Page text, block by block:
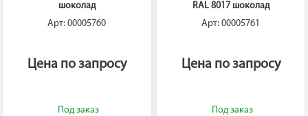
шоколад
Арт: 00005760
Цена по запросу
RAL 8017 шоколад
Арт: 00005761
Цена по запросу